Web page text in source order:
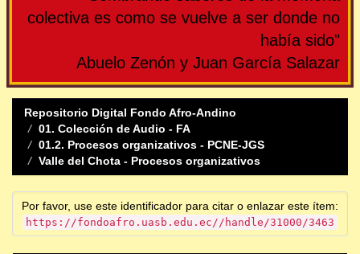
colectiva es como se vuelve a ser donde no
había sido"
Abuelo Zenón y Juan García Salazar
Repositorio Digital Fondo Afro-Andino
01. Colección de Audio - FA
01.2. Procesos organizativos - PCNE-JGS
Valle del Chota - Procesos organizativos
Por favor, use este identificador para citar o enlazar este ítem:
https://fondoafro.uasb.edu.ec//handle/31000/3463